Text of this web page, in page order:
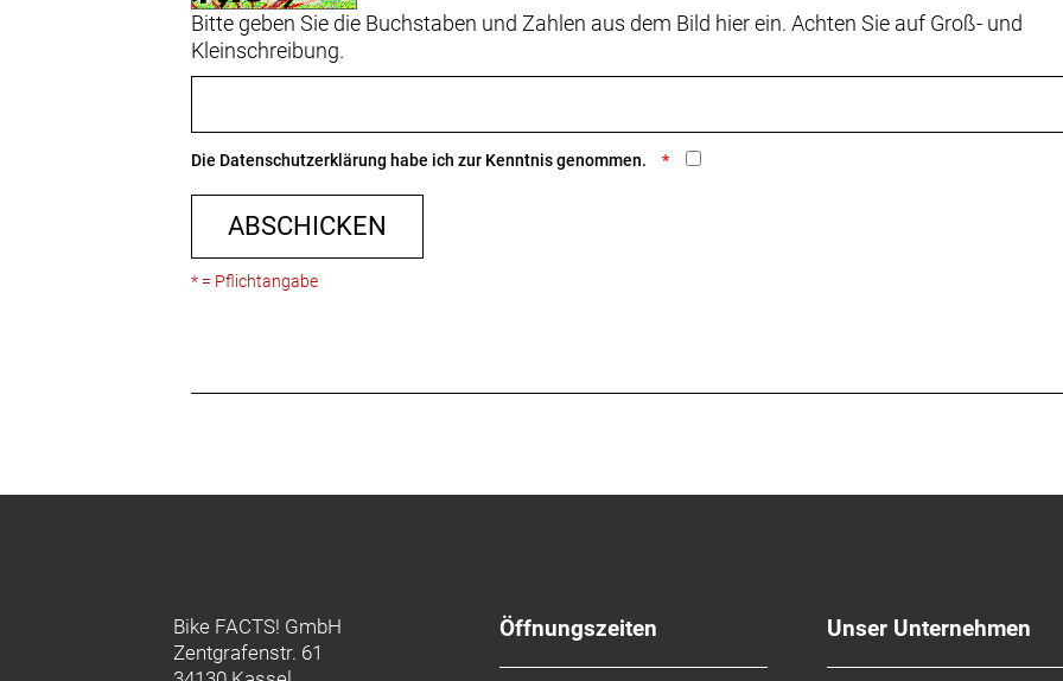
Bitte geben Sie die Buchstaben und Zahlen aus dem Bild hier ein. Achten Sie auf Groß- und
Kleinschreibung.
Die Datenschutzerklärung habe ich zur Kenntnis genommen.
ABSCHICKEN
* = Pflichtangabe
Bike FACTS! GmbH
Zentgrafenstr. 61
Öffnungszeiten Unser Unternehmen